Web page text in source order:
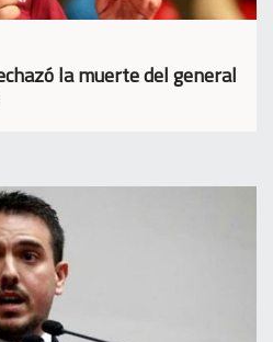
la muerte del general